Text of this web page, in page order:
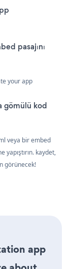
pasajını
your app
gömülü kod
veya bir embed
kaydet,
görünecek!
app